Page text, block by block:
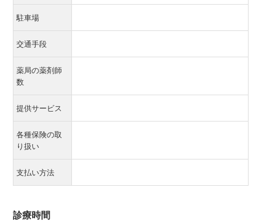
駐車場
交通手段
薬局の薬剤師
数
提供サービス
各種保険の取
り扱い
支払い方法
診療時間